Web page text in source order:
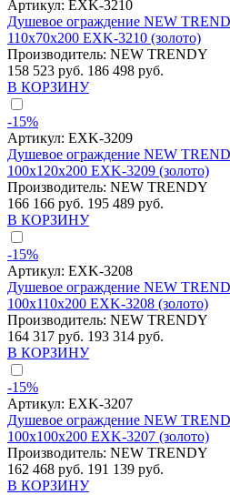
Артикул: EXK-3210
Душевое ограждение NEW
110x70x200 EXK-3210 (золото)
Производитель: NEW TRENDY
158 523 руб. 186 498 руб.
В КОРЗИНУ
-15%
Артикул: EXK-3209
Душевое ограждение NEW
100x120x200 EXK-3209 (золото)
Производитель: NEW TRENDY
166 166 руб. 195 489 руб.
В КОРЗИНУ
-15%
Артикул: EXK-3208
Душевое ограждение NEW
100x110x200 EXK-3208 (золото)
Производитель: NEW TRENDY
164 317 руб. 193 314 руб.
В КОРЗИНУ
-15%
Артикул: EXK-3207
Душевое ограждение NEW
100x100x200 EXK-3207 (золото)
Производитель: NEW TRENDY
162 468 руб. 191 139 руб.
В КОРЗИНУ